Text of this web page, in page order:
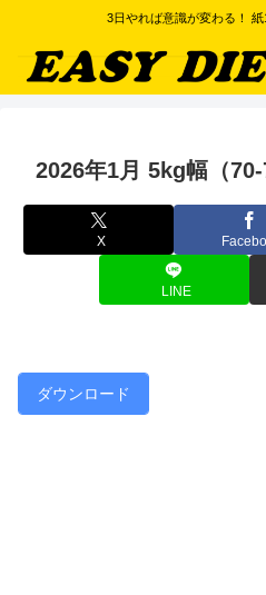
3日やれば意識が変わる！
2026年1月 5kg幅（70-
X
LINE
ダウンロード